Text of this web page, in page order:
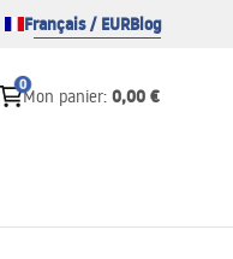
Français / EURBlog
0
Mon panier: 0,00 €